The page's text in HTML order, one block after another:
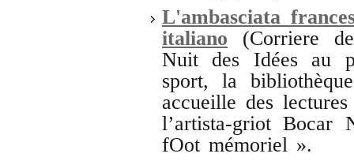
L'ambasciata
italiano (Corriere
Nuit des Idées au
sport, la
accueille des
l’artista-griot Bocar
fOot mémoriel ».